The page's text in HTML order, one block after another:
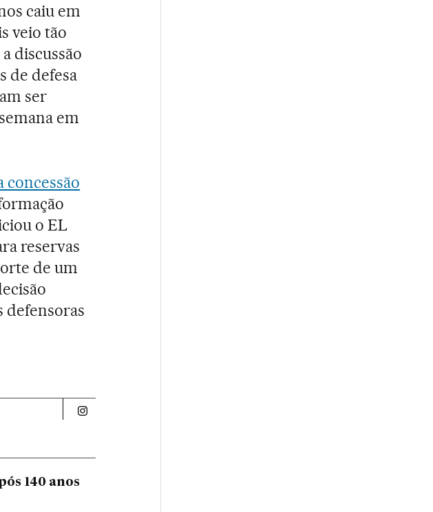
caiu em
veio tão
discussão
de defesa
ser
em
concessão
o EL
reservas
de um
defensoras
Politica El País Brasil en Instagram
140 anos